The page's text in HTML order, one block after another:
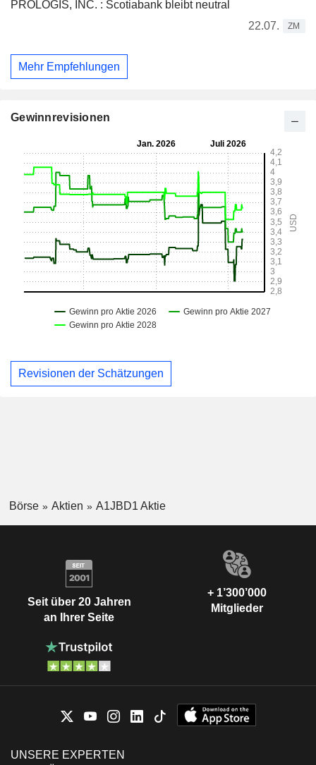
PROLOGIS, INC. : Scotiabank bleibt neutral
22.07.
ZM
Mehr Empfehlungen
Gewinnrevisionen
Revisionen der Schätzungen
Börse Aktien A1JBD1 Aktie
Seit über 20 Jahren
an Ihrer Seite
+ 1’300’000
Mitglieder
UNSERE EXPERTEN